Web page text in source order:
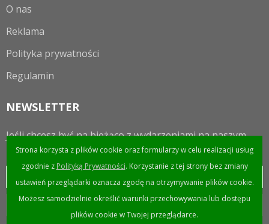
O nas
Reklama
Polityka prywatności
Regulamin
NEWSLETTER
Jeśli chcesz być na bieżąco z wydarzeniami na naszym
portalu to zapraszamy do zapisania się do newslettera.
Strona korzysta z plików cookie oraz formularzy w celu realizacji usług
zgodnie z Polityką Prywatności. Korzystanie z tej strony bez zmiany
ustawień przeglądarki oznacza zgodę na otrzymywanie plików cookie.
Możesz samodzielnie określić warunki przechowywania lub dostępu
plików cookie w Twojej przeglądarce.